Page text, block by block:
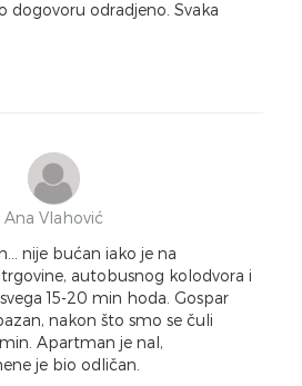
dogovoru odradjeno. Svaka
Ana Vlahović
nije bućan iako je na
autobusnog kolodvora i
15-20 min hoda. Gospar
nakon što smo se čuli
Apartman je nal,
je bio odličan.